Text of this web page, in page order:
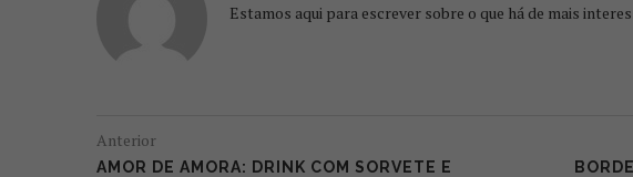
Estamos aqui para escrever sobre o que há de mais
Anterior
AMOR DE AMORA: DRINK COM SORVETE E